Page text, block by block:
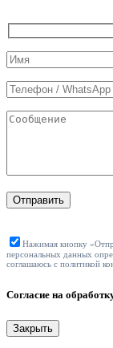
Служебные
поля
формы
Отправить
Нажимая кнопку
персональных данных
соглашаюсь с политикой
Согласие на
Закрыть